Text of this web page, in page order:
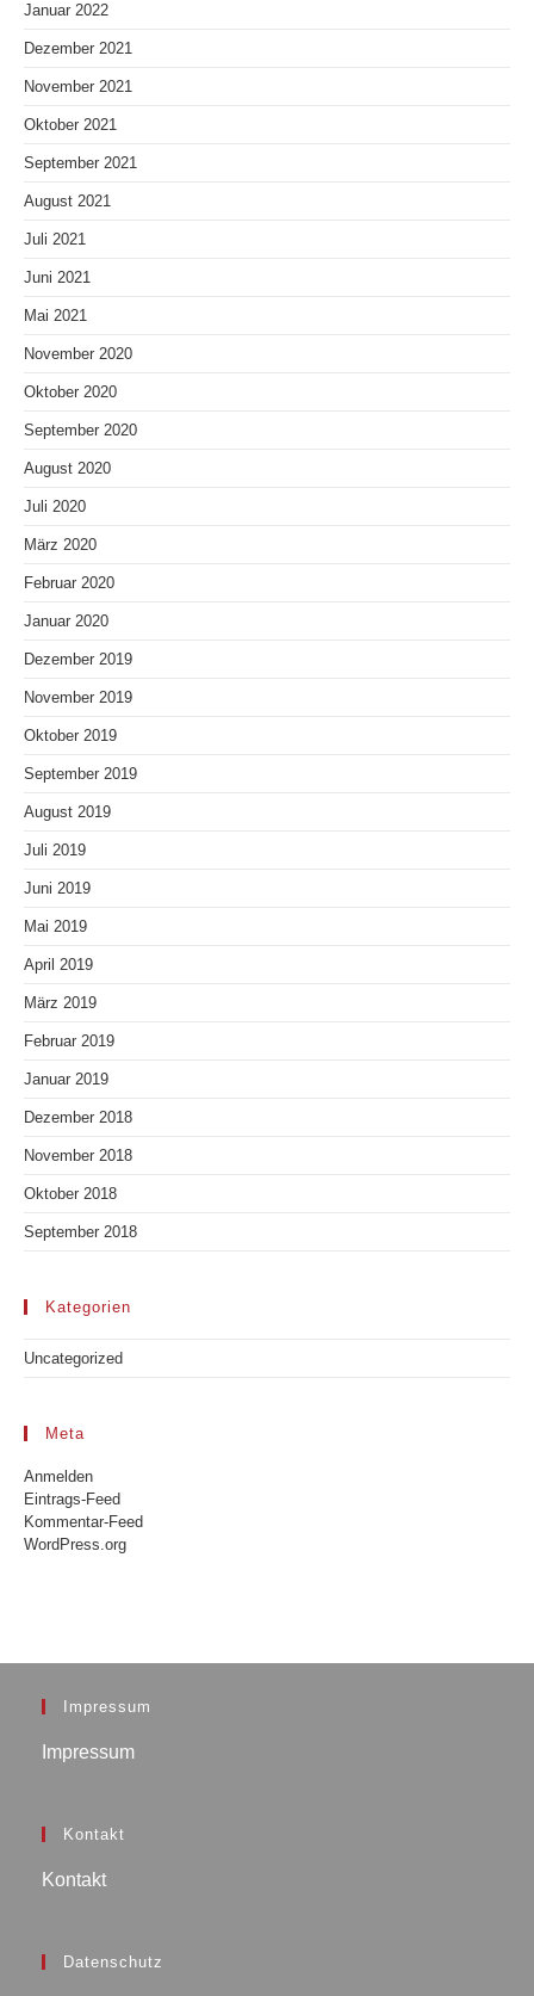
Januar 2022
Dezember 2021
November 2021
Oktober 2021
September 2021
August 2021
Juli 2021
Juni 2021
Mai 2021
November 2020
Oktober 2020
September 2020
August 2020
Juli 2020
März 2020
Februar 2020
Januar 2020
Dezember 2019
November 2019
Oktober 2019
September 2019
August 2019
Juli 2019
Juni 2019
Mai 2019
April 2019
März 2019
Februar 2019
Januar 2019
Dezember 2018
November 2018
Oktober 2018
September 2018
Kategorien
Uncategorized
Meta
Anmelden
Eintrags-Feed
Kommentar-Feed
WordPress.org
Impressum
Impressum
Kontakt
Kontakt
Datenschutz